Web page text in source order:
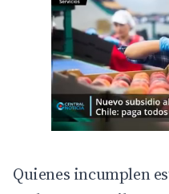
Quienes incumplen